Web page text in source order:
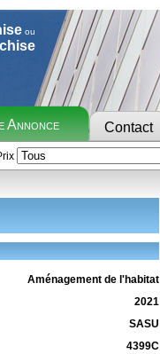
ou
Annonce Contact
Aménagement de l'habitat
2021
SASU
4399C